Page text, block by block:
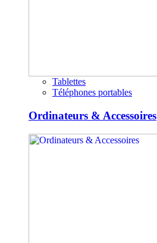
Tablettes
Téléphones portables
Ordinateurs & Accessoires